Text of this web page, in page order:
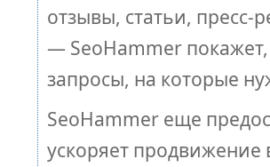
отзывы, статьи, пресс-
— SeoHammer покажет,
запросы, на которые
SeoHammer еще
ускоряет продвижение